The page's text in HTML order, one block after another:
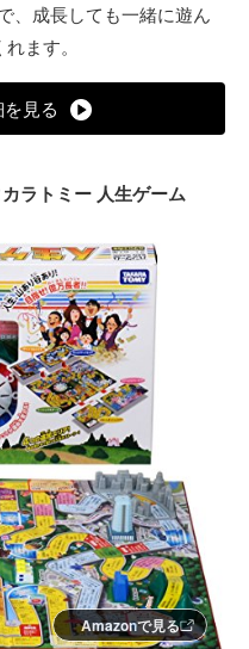
、成長しても一緒に遊ん
ます。
見る
ラトミー 人生ゲーム
Amazonで見る